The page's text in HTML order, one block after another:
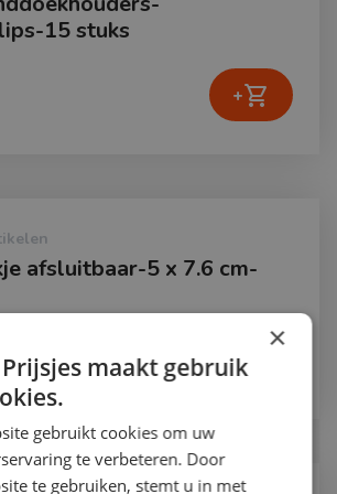
15 stuks
+shopping_cart
afsluitbaar-5 x 7.6 cm-
+shopping_cart
×
maakt gebruik
gebruikt cookies om uw
te verbeteren. Door
te gebruiken, stemt u in met